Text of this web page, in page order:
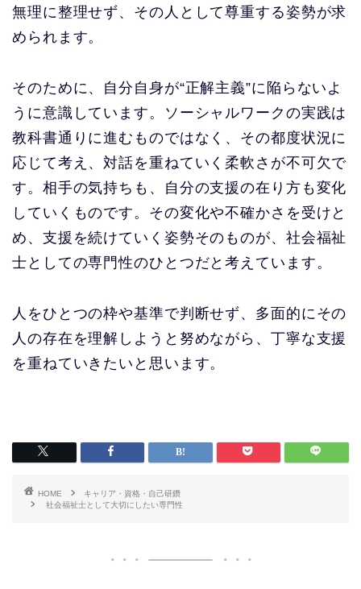
無理に整理せず、その人として尊重する姿勢が求
められます。
そのために、自分自身が“正解主義”に陥らないよ
うに意識しています。ソーシャルワークの実践は
教科書通りに進むものではなく、その都度状況に
応じて考え、対話を重ねていく柔軟さが不可欠で
す。相手の気持ちも、自分の支援の在り方も変化
していくものです。その変化や不確かさを受けと
め、支援を続けていく姿勢そのものが、社会福祉
士としての専門性のひとつだと考えています。
人をひとつの枠や基準で判断せず、多面的にその
人の存在を理解しようと努めながら、丁寧な支援
を重ねていきたいと思います。
HOME
キャリア・資格・自己研鑽
社会福祉士として大切にしたい専門性